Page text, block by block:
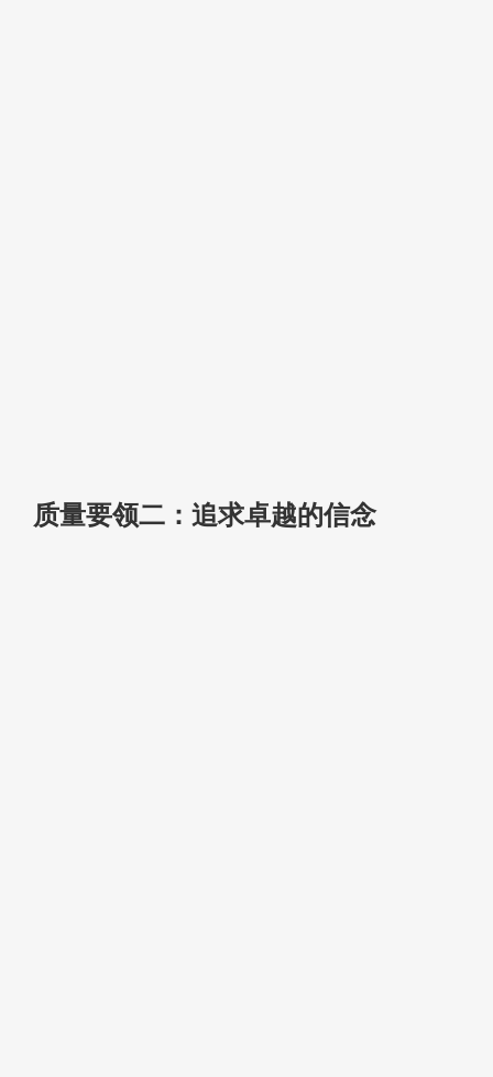
质量要领二：追求卓越的信念